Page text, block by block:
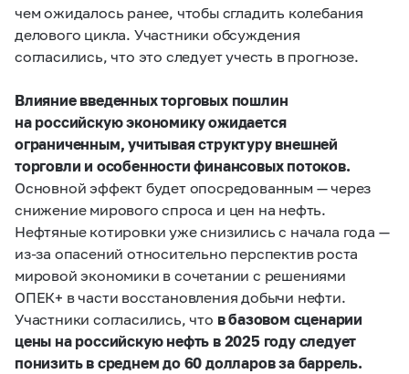
чем ожидалось ранее, чтобы сгладить колебания
делового цикла. Участники обсуждения
согласились, что это следует учесть в прогнозе.
Влияние введенных торговых пошлин
на российскую экономику ожидается
ограниченным, учитывая структуру внешней
торговли и особенности финансовых потоков.
Основной эффект будет опосредованным — через
снижение мирового спроса и цен на нефть.
Нефтяные котировки уже снизились с начала года —
из‑за опасений относительно перспектив роста
мировой экономики в сочетании с решениями
ОПЕК+ в части восстановления добычи нефти.
Участники согласились, что в базовом сценарии
цены на российскую нефть в 2025 году следует
понизить в среднем до 60 долларов за баррель.